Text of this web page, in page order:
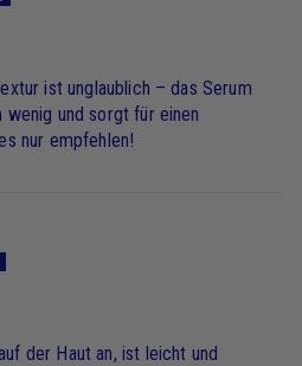
ist unglaublich – das Serum
und sorgt für einen
nur empfehlen!
der Haut an, ist leicht und